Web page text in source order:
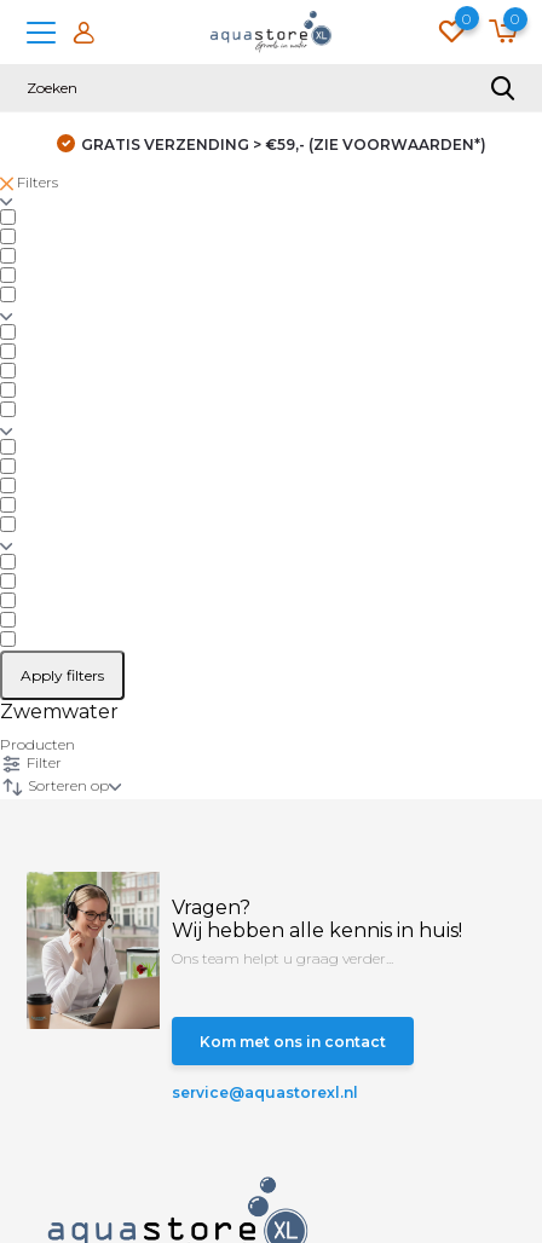
0 0
GRATIS VERZENDING > €59,- (ZIE VOORWAARDEN*)
Filters
Apply filters
Zwemwater
Producten
Filter
Sorteren op
Vragen?
Wij hebben alle kennis in huis!
Ons team helpt u graag verder...
Kom met ons in contact
service@aquastorexl.nl